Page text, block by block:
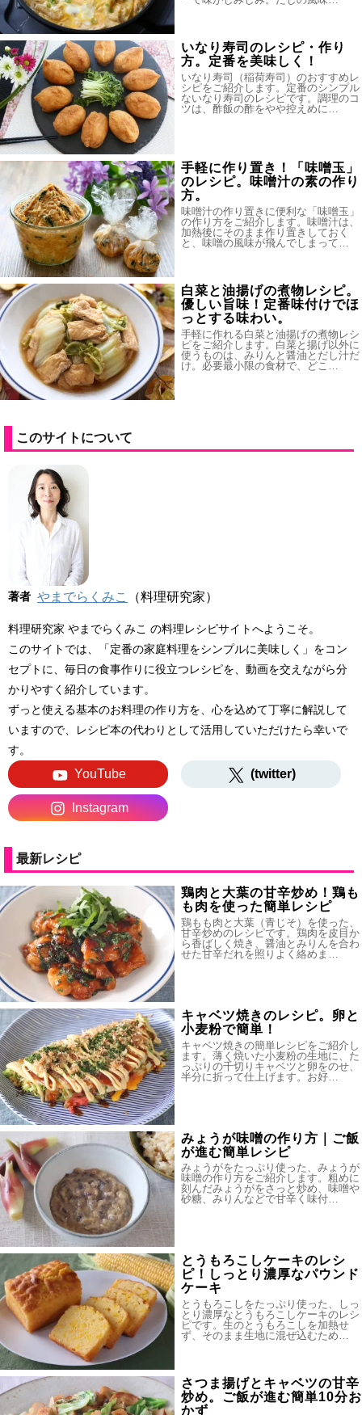
いなり寿司のレシピ・作り
方。定番を美味しく！
いなり寿司（稲荷寿司）のおすすめレ
シピをご紹介します。定番のシンプル
ないなり寿司のレシピです。調理のコ
ツは、酢飯の酢をやや控えめに…
手軽に作り置き！「味噌玉」
のレシピ。味噌汁の素の作り
方。
味噌汁の作り置きに便利な「味噌玉」
の作り方をご紹介します。味噌汁は、
加熱後にそのまま作り置きしておく
と、味噌の風味が飛んでしまって…
白菜と油揚げの煮物レシピ。
優しい旨味！定番味付けでほ
っとする味わい。
手軽に作れる白菜と油揚げの煮物レシ
ピをご紹介します。白菜と揚げ以外に
使うものは、みりんと醤油とだし汁だ
け。必要最小限の食材で、どこ…
このサイトについて
著者 やまでらくみこ （料理研究家）
料理研究家 やまでらくみこ の料理レシピサイトへようこそ。
このサイトでは、「定番の家庭料理をシンプルに美味しく」をコン
セプトに、毎日の食事作りに役立つレシピを、動画を交えながら分
かりやすく紹介しています。
ずっと使える基本のお料理の作り方を、心を込めて丁寧に解説して
いますので、レシピ本の代わりとして活用していただけたら幸いで
す。
YouTube (twitter)
Instagram
最新レシピ
鶏肉と大葉の甘辛炒め！鶏も
も肉を使った簡単レシピ
鶏もも肉と大葉（青じそ）を使った、
甘辛炒めのレシピです。鶏肉を皮目か
ら香ばしく焼き、醤油とみりんを合わ
せた甘辛だれを照りよく絡めま…
キャベツ焼きのレシピ。卵と
小麦粉で簡単！
キャベツ焼きの簡単レシピをご紹介し
ます。薄く焼いた小麦粉の生地に、た
っぷりの千切りキャベツと卵をのせ、
半分に折って仕上げます。お好…
みょうが味噌の作り方｜ご飯
が進む簡単レシピ
みょうがをたっぷり使った、みょうが
味噌の作り方をご紹介します。粗めに
刻んだみょうがをさっと炒め、味噌や
砂糖、みりんなどで甘辛く味付…
とうもろこしケーキのレシ
ピ！しっとり濃厚なパウンド
ケーキ
とうもろこしをたっぷり使った、しっ
とり濃厚なとうもろこしケーキのレシ
ピです。生のとうもろこしを加熱せ
ず、そのまま生地に混ぜ込むため…
さつま揚げとキャベツの甘辛
炒め。ご飯が進む簡単10分お
かず